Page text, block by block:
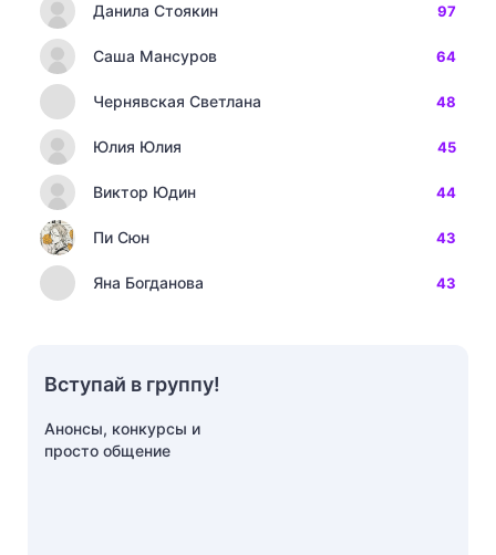
Данила Стоякин 97
Саша Мансуров 64
Чернявская Светлана 48
Юлия Юлия 45
Виктор Юдин 44
Пи Сюн 43
Яна Богданова 43
Вступай в группу!
Анонсы, конкурсы и
просто общение